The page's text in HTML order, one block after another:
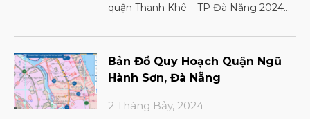
quận Thanh Khê – TP Đà Nẵng 2024
Bản Đồ Quy Hoạch Quận Ngũ
Hành Sơn, Đà Nẵng
2 Tháng Bảy, 2024